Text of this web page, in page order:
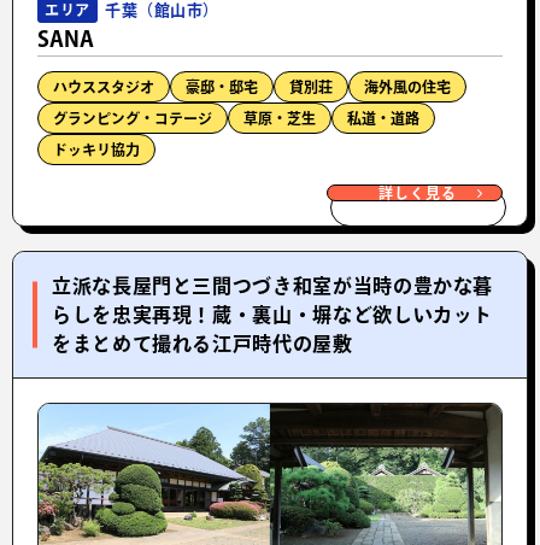
エリア 千葉（館山市）
SANA
ハウススタジオ 豪邸・邸宅 貸別荘 海外風の住宅
グランピング・コテージ 草原・芝生 私道・道路
ドッキリ協力
詳しく見る
立派な長屋門と三間つづき和室が当時の豊かな暮
らしを忠実再現！蔵・裏山・塀など欲しいカット
をまとめて撮れる江戸時代の屋敷